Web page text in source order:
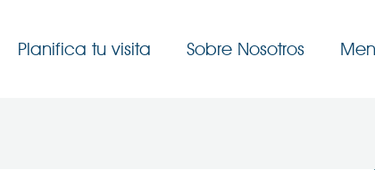
Planifica tu visita Sobre Nosotros